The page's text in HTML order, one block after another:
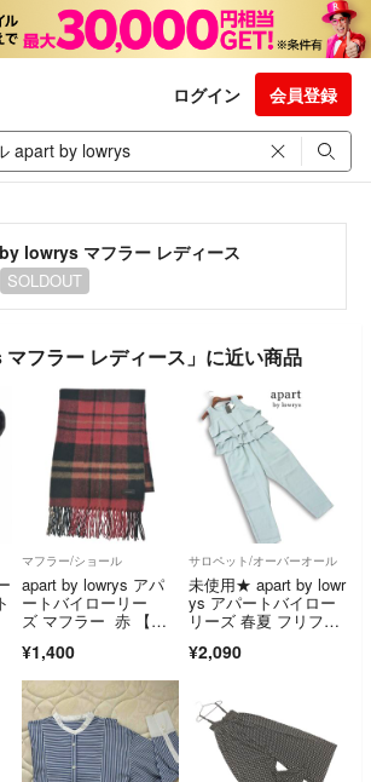
ログイン 会員登録
lowrys マフラー レディース
SOLDOUT
フラー レディース」に近い商品
マフラー/ショール
apart by lowrys アパ
ートバイローリー
ズ マフラー 赤 【古
料】
¥1,400
サロペット/オーバーオール
未使用★ apart by lowr
ys アパートバイロー
リーズ 春夏 フリフ
ルインワン サロペッ
¥2,090